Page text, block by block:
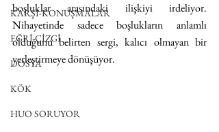
KARŞI-KONUŞMALAR
EĞRİ ÇİZGİ
DOSYA
KÖK
HUO SORUYOR
boşluklar arasındaki ilişkiyi irdeliyor.
Nihayetinde sadece boşlukların anlamlı
olduğunu belirten sergi, kalıcı olmayan bir
yerleştirmeye dönüşüyor.